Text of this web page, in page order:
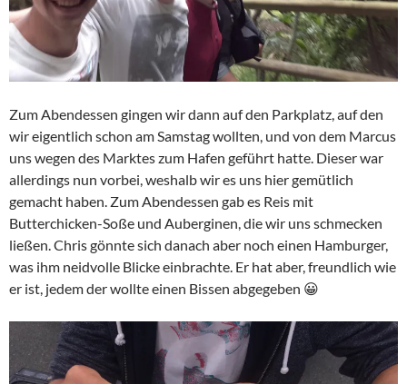
Zum Abendessen gingen wir dann auf den Parkplatz, auf den
wir eigentlich schon am Samstag wollten, und von dem Marcus
uns wegen des Marktes zum Hafen geführt hatte. Dieser war
allerdings nun vorbei, weshalb wir es uns hier gemütlich
gemacht haben. Zum Abendessen gab es Reis mit
Butterchicken-Soße und Auberginen, die wir uns schmecken
ließen. Chris gönnte sich danach aber noch einen Hamburger,
was ihm neidvolle Blicke einbrachte. Er hat aber, freundlich wie
er ist, jedem der wollte einen Bissen abgegeben 😀